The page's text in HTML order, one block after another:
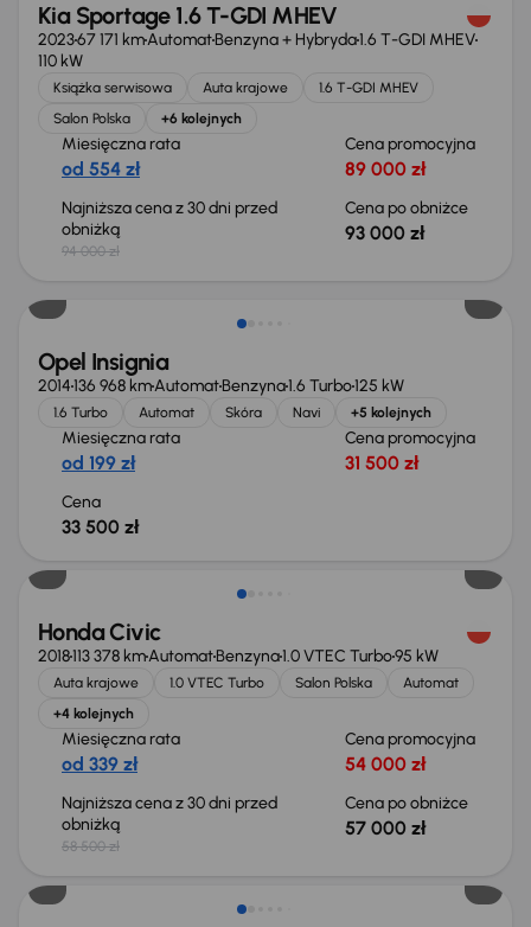
Kia Sportage 1.6 T-GDI MHEV
202367 171 kmAutomatBenzyna + Hybryda1.6 T-GDI MHEV
110 kW
Książka serwisowa Auta krajowe
1.6 T-GDI MHEV
Salon Polska
+6 kolejnych
Miesięczna rata
od 554 zł
Cena promocyjna
89 000 zł
Najniższa cena z 30 dni przed
obniżką
94 000 zł
Cena po obniżce
93 000 zł
Opel Insignia
2014136 968 kmAutomatBenzyna1.6 Turbo125 kW
1.6 Turbo Automat Skóra Navi +5 kolejnych
Miesięczna rata
od 199 zł
Cena promocyjna
31 500 zł
Cena
33 500 zł
Taniej o 1 500 zł
Honda Civic
2018113 378 kmAutomatBenzyna1.0 VTEC Turbo95 kW
Auta krajowe 1.0 VTEC Turbo Salon Polska
Automat
+4 kolejnych
Miesięczna rata
od 339 zł
Cena promocyjna
54 000 zł
Najniższa cena z 30 dni przed
obniżką
58 500 zł
Cena po obniżce
57 000 zł
Taniej o 2 500 zł